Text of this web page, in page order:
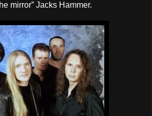
mirror” Jacks Hammer.